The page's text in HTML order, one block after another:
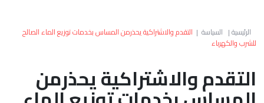
العالم
الصحراء
الرئيسية| السياسة | التقدم والاشتراكية يحذرمن المساس بخدمات توزيع الماء الصالح
للشرب والكهرباء
التقدم والاشتراكية يحذرمن